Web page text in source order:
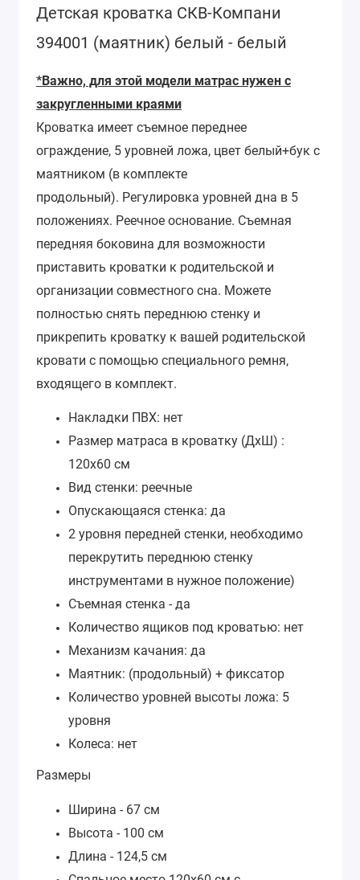
Детская кроватка СКВ-Компани
394001 (маятник) белый - белый
*Важно, для этой модели матрас нужен с
закругленными краями
Кроватка имеет съемное переднее
ограждение, 5 уровней ложа, цвет белый+бук с
маятником (в комплекте
продольный). Регулировка уровней дна в 5
положениях. Реечное основание. Съемная
передняя боковина для возможности
приставить кроватки к родительской и
организации совместного сна. Можете
полностью снять переднюю стенку и
прикрепить кроватку к вашей родительской
кровати с помощью специального ремня,
входящего в комплект.
Накладки ПВХ: нет
Размер матраса в кроватку (ДхШ) :
120х60 см
Вид стенки: реечные
Опускающаяся стенка: да
2 уровня передней стенки, необходимо
перекрутить переднюю стенку
инструментами в нужное положение)
Съемная стенка - да
Количество ящиков под кроватью: нет
Механизм качания: да
Маятник: (продольный) + фиксатор
Количество уровней высоты ложа: 5
уровня
Колеса: нет
Размеры
Ширина - 67 см
Высота - 100 см
Длина - 124,5 см